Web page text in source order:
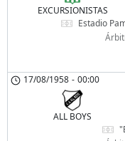
EXCURSIONISTAS
Estadio
17/08/1958 - 00:00
ALL BOYS